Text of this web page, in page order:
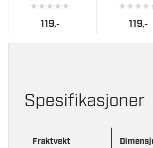
★★★★★
119,-
★★★★
119,-
Spesifikasjoner
Fraktvekt